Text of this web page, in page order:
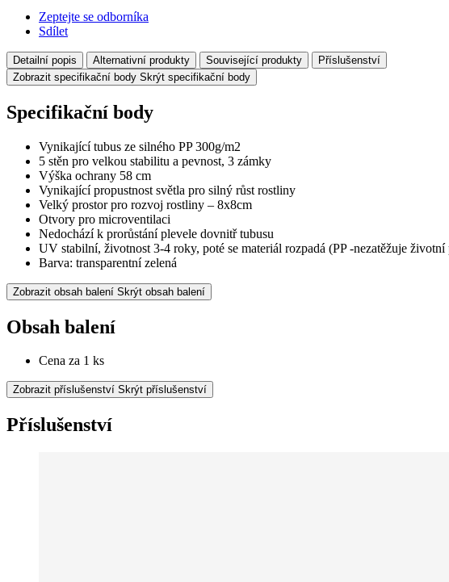
Zeptejte se odborníka
Sdílet
Detailní popis Alternativní produkty Související produkty
Příslušenství
Zobrazit specifikační body Skrýt specifikační body
Specifikační body
Vynikající tubus ze silného PP 300g/m2
5 stěn pro velkou stabilitu a pevnost, 3 zámky
Výška ochrany 58 cm
Vynikající propustnost světla pro silný růst rostliny
Velký prostor pro rozvoj rostliny – 8x8cm
Otvory pro microventilaci
Nedochází k prorůstání plevele dovnitř tubusu
UV stabilní, životnost 3-4 roky, poté se materiál rozpadá (PP -nezatěžuje životní
Barva: transparentní zelená
Zobrazit obsah balení Skrýt obsah balení
Obsah balení
Cena za 1 ks
Zobrazit příslušenství Skrýt příslušenství
Příslušenství